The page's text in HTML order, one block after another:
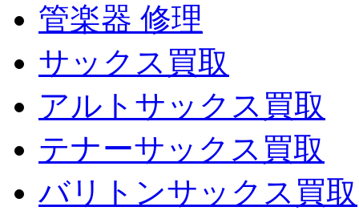
管楽器 修理
サックス買取
アルトサックス買取
テナーサックス買取
バリトンサックス買取